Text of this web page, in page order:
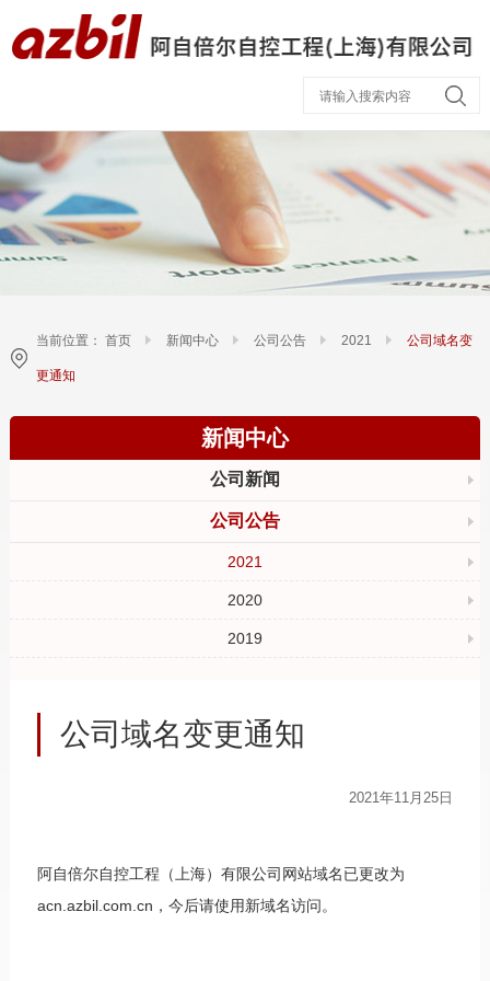
当前位置： 首页 新闻中心 公司公告 2021 公司域名变
更通知
新闻中心
公司新闻
公司公告
2021
2020
2019
公司域名变更通知
2021年11月25日
阿自倍尔自控工程（上海）有限公司网站域名已更改为
acn.azbil.com.cn，今后请使用新域名访问。